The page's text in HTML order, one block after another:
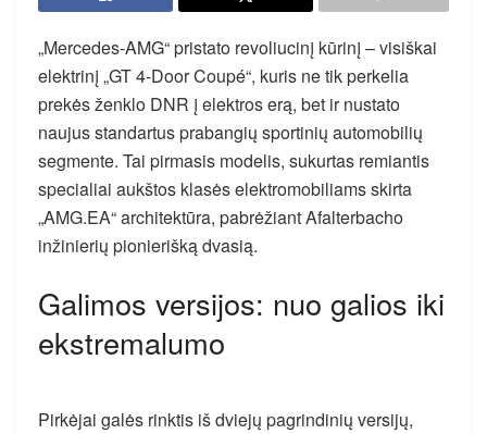
„Mercedes-AMG“ pristato revoliucinį kūrinį – visiškai
elektrinį „GT 4-Door Coupé“, kuris ne tik perkelia
prekės ženklo DNR į elektros erą, bet ir nustato
naujus standartus prabangių sportinių automobilių
segmente. Tai pirmasis modelis, sukurtas remiantis
specialiai aukštos klasės elektromobiliams skirta
„AMG.EA“ architektūra, pabrėžiant Afalterbacho
inžinierių pionierišką dvasią.
Galimos versijos: nuo galios iki
ekstremalumo
Pirkėjai galės rinktis iš dviejų pagrindinių versijų,